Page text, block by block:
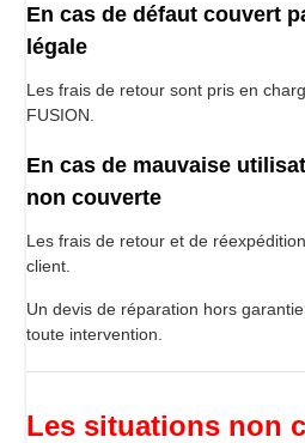
En cas de défaut couvert
légale
Les frais de retour sont pris en
FUSION.
En cas de mauvaise
non couverte
Les frais de retour et de
client.
Un devis de réparation hors
toute intervention.
Les situations non